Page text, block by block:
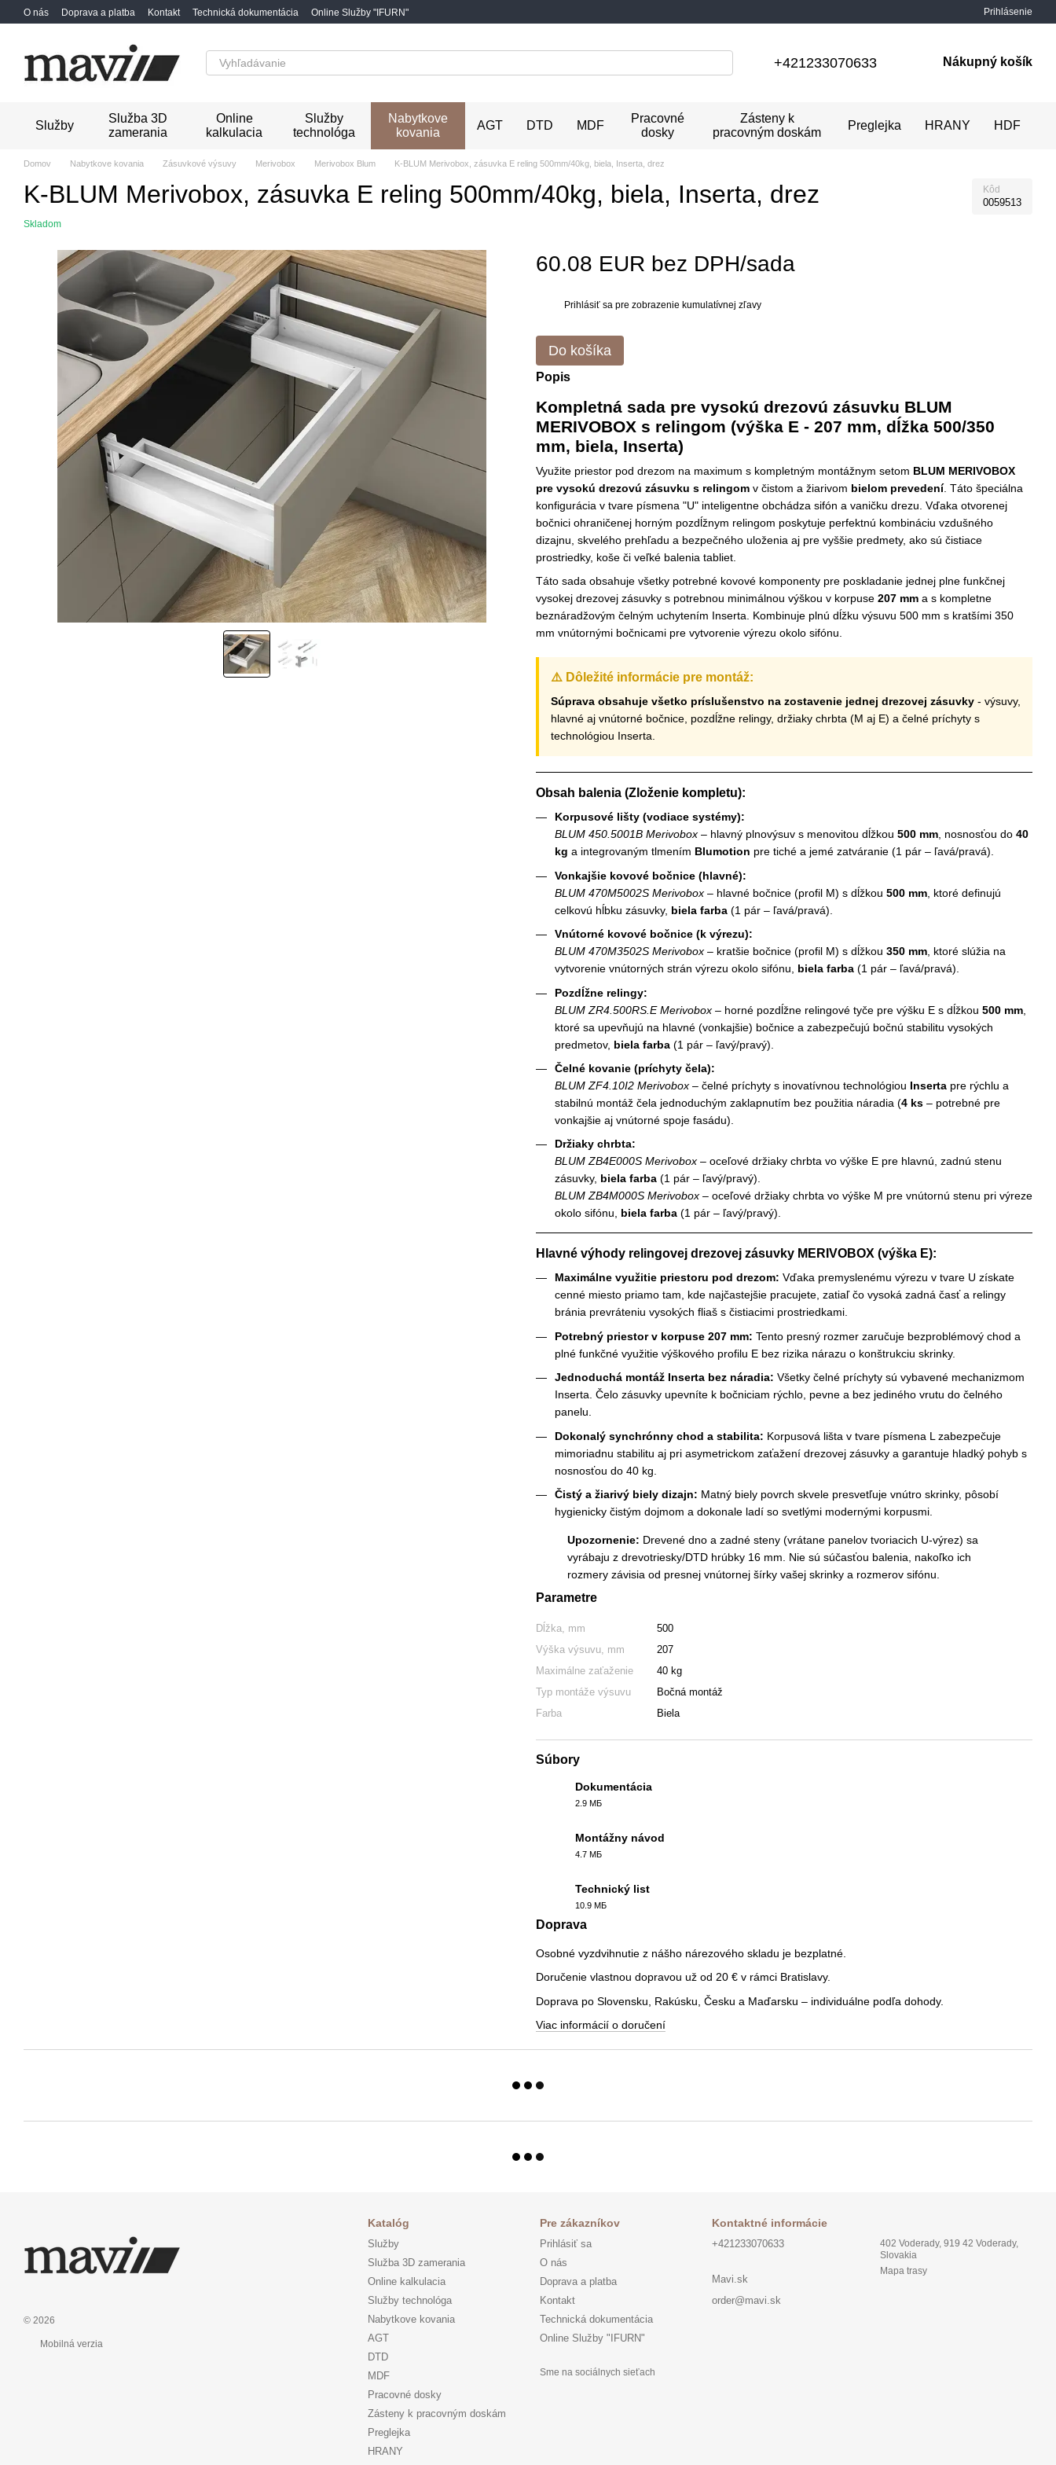
Перейти к основному контенту
O nás Doprava a platba Kontakt Technická dokumentácia Online Služby "IFURN" Prihlásenie
+421233070633 Nákupný košík
Služby
Služba 3D
zamerania
Online
kalkulacia
Služby
technológa
Nabytkove
kovania
AGT DTD MDF
Pracovné
dosky
Zásteny k
pracovným doskám
Preglejka HRANY HDF
Domov Nabytkove kovania Zásuvkové výsuvy Merivobox Merivobox Blum K-BLUM Merivobox, zásuvka E reling 500mm/40kg, biela, Inserta, drez
K-BLUM Merivobox, zásuvka E reling 500mm/40kg, biela, Inserta, drez Kôd
0059513
Skladom
60.08 EUR bez DPH/sada
Prihlásiť sa pre zobrazenie kumulatívnej zľavy
Do košíka
Popis
Kompletná sada pre vysokú drezovú zásuvku BLUM
MERIVOBOX s relingom (výška E - 207 mm, dĺžka 500/350
mm, biela, Inserta)
Využite priestor pod drezom na maximum s kompletným montážnym setom BLUM MERIVOBOX
pre vysokú drezovú zásuvku s relingom v čistom a žiarivom bielom prevedení. Táto špeciálna
konfigurácia v tvare písmena "U" inteligentne obchádza sifón a vaničku drezu. Vďaka otvorenej
bočnici ohraničenej horným pozdĺžnym relingom poskytuje perfektnú kombináciu vzdušného
dizajnu, skvelého prehľadu a bezpečného uloženia aj pre vyššie predmety, ako sú čistiace
prostriedky, koše či veľké balenia tabliet.
Táto sada obsahuje všetky potrebné kovové komponenty pre poskladanie jednej plne funkčnej
vysokej drezovej zásuvky s potrebnou minimálnou výškou v korpuse 207 mm a s kompletne
beznáradžovým čelným uchytením Inserta. Kombinuje plnú dĺžku výsuvu 500 mm s kratšími 350
mm vnútornými bočnicami pre vytvorenie výrezu okolo sifónu.
⚠️ Dôležité informácie pre montáž:
Súprava obsahuje všetko príslušenstvo na zostavenie jednej drezovej zásuvky - výsuvy,
hlavné aj vnútorné bočnice, pozdĺžne relingy, držiaky chrbta (M aj E) a čelné príchyty s
technológiou Inserta.
Obsah balenia (Zloženie kompletu):
Korpusové lišty (vodiace systémy):
BLUM 450.5001B Merivobox – hlavný plnovýsuv s menovitou dĺžkou 500 mm, nosnosťou do 40
kg a integrovaným tlmením Blumotion pre tiché a jemé zatváranie (1 pár – ľavá/pravá).
Vonkajšie kovové bočnice (hlavné):
BLUM 470M5002S Merivobox – hlavné bočnice (profil M) s dĺžkou 500 mm , ktoré definujú
celkovú hĺbku zásuvky, biela farba (1 pár – ľavá/pravá).
Vnútorné kovové bočnice (k výrezu):
BLUM 470M3502S Merivobox – kratšie bočnice (profil M) s dĺžkou 350 mm , ktoré slúžia na
vytvorenie vnútorných strán výrezu okolo sifónu, biela farba (1 pár – ľavá/pravá).
Pozdĺžne relingy:
BLUM ZR4.500RS.E Merivobox – horné pozdĺžne relingové tyče pre výšku E s dĺžkou 500 mm
ktoré sa upevňujú na hlavné (vonkajšie) bočnice a zabezpečujú bočnú stabilitu vysokých
predmetov, biela farba (1 pár – ľavý/pravý).
Čelné kovanie (príchyty čela):
BLUM ZF4.10I2 Merivobox – čelné príchyty s inovatívnou technológiou Inserta pre rýchlu a
stabilnú montáž čela jednoduchým zaklapnutím bez použitia náradia (4 ks – potrebné pre
vonkajšie aj vnútorné spoje fasádu).
Držiaky chrbta:
BLUM ZB4E000S Merivobox – oceľové držiaky chrbta vo výške E pre hlavnú, zadnú stenu
zásuvky, biela farba (1 pár – ľavý/pravý).
BLUM ZB4M000S Merivobox – oceľové držiaky chrbta vo výške M pre vnútornú stenu pri výreze
okolo sifónu, biela farba (1 pár – ľavý/pravý).
Hlavné výhody relingovej drezovej zásuvky MERIVOBOX (výška E):
Maximálne využitie priestoru pod drezom: Vďaka premyslenému výrezu v tvare U získate
cenné miesto priamo tam, kde najčastejšie pracujete, zatiaľ čo vysoká zadná časť a relingy
bránia prevráteniu vysokých fliaš s čistiacimi prostriedkami.
Potrebný priestor v korpuse 207 mm: Tento presný rozmer zaručuje bezproblémový chod a
plné funkčné využitie výškového profilu E bez rizika nárazu o konštrukciu skrinky.
Jednoduchá montáž Inserta bez náradia: Všetky čelné príchyty sú vybavené mechanizmom
Inserta. Čelo zásuvky upevníte k bočniciam rýchlo, pevne a bez jediného vrutu do čelného
panelu.
Dokonalý synchrónny chod a stabilita: Korpusová lišta v tvare písmena L zabezpečuje
mimoriadnu stabilitu aj pri asymetrickom zaťažení drezovej zásuvky a garantuje hladký pohyb s
nosnosťou do 40 kg.
Čistý a žiarivý biely dizajn: Matný biely povrch skvele presvetľuje vnútro skrinky, pôsobí
hygienicky čistým dojmom a dokonale ladí so svetlými modernými korpusmi.
Upozornenie: Drevené dno a zadné steny (vrátane panelov tvoriacich U-výrez) sa
vyrábaju z drevotriesky/DTD hrúbky 16 mm. Nie sú súčasťou balenia, nakoľko ich
rozmery závisia od presnej vnútornej šírky vašej skrinky a rozmerov sifónu.
Parametre
Dĺžka, mm
500
Výška výsuvu, mm
207
Maximálne zaťaženie
40 kg
Typ montáže výsuvu
Bočná montáž
Farba
Biela
Súbory
Dokumentácia
2.9 МБ
Montážny návod
4.7 МБ
Technický list
10.9 МБ
Doprava
Osobné vyzdvihnutie z nášho nárezového skladu je bezplatné.
Doručenie vlastnou dopravou už od 20 € v rámci Bratislavy.
Doprava po Slovensku, Rakúsku, Česku a Maďarsku – individuálne podľa dohody.
Viac informácií o doručení
© 2026
Mobilná verzia
Katalóg
Služby
Služba 3D zamerania
Online kalkulacia
Služby technológa
Nabytkove kovania
AGT
DTD
MDF
Pracovné dosky
Zásteny k pracovným doskám
Preglejka
HRANY
Pre zákazníkov
Prihlásiť sa
O nás
Doprava a platba
Kontakt
Technická dokumentácia
Online Služby "IFURN"
Sme na sociálnych sieťach
Kontaktné informácie
+421233070633
Mavi.sk
order@mavi.sk
402 Voderady, 919 42 Voderady,
Slovakia
Mapa trasy